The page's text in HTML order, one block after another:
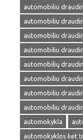
automobiliu
automobiliu
automobiliu
automobiliu
automobilių
automobiliu
automobiliu
automobiliu
automokykla
automokyklos ket